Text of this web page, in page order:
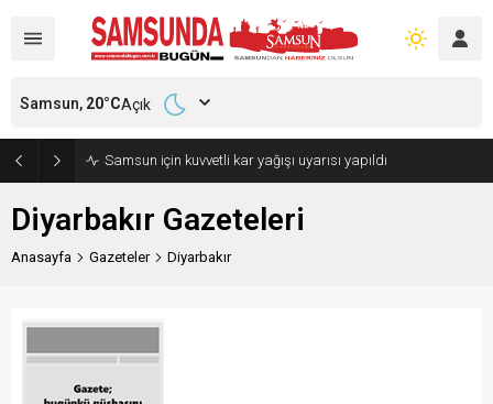
Samsun için kuvvetli kar yağışı uyarısı yapıldı
Samsun, 20°CAçık
Diyarbakır Gazeteleri
Anasayfa Gazeteler Diyarbakır